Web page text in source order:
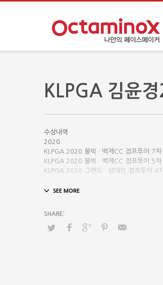
KLPGA 김윤
수상내역
2020
KLPGA 2020 볼빅 · 백제CC 점프투어 7차
KLPGA 2020 볼빅 · 백제CC 점프투어 5차
KLPGA 2020 그랜드 · 삼대인 점프투어 4